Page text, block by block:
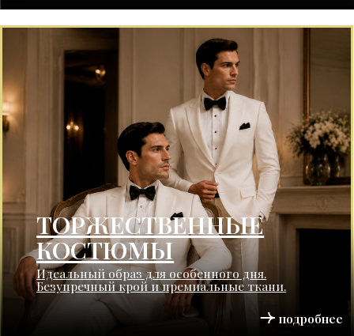
Новые поступления
из готовой коллекции
Перейти в каталог